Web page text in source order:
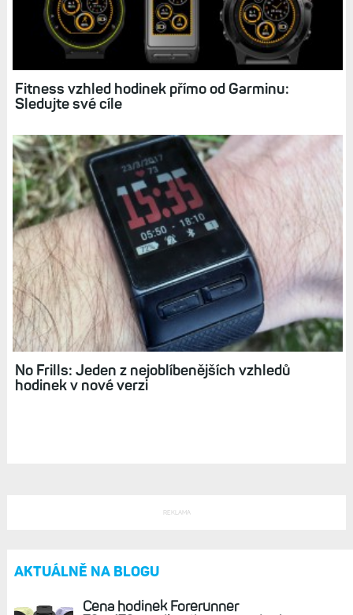
Garmin Face it: Vytvořte si vlastní vzhled
hodinek s fotkou na pozadí
Fitness vzhled hodinek přímo od Garminu:
Sledujte své cíle
No Frills: Jeden z nejoblíbenějších vzhledů